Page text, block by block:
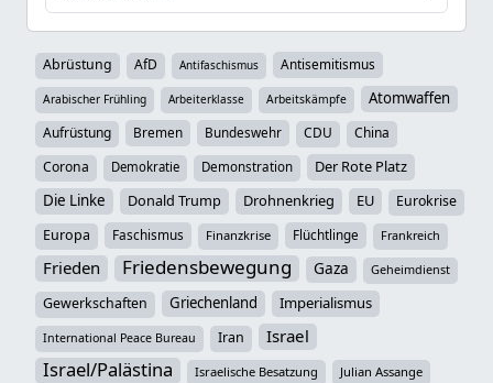
Abrüstung AfD Antifaschismus Antisemitismus
Arabischer Frühling Arbeiterklasse Arbeitskämpfe Atomwaffen
Aufrüstung Bremen Bundeswehr CDU
China
Corona
Demokratie Demonstration
Der Rote Platz
Die Linke
Donald Trump Drohnenkrieg EU
Eurokrise
Europa
Faschismus Finanzkrise Flüchtlinge Frankreich
Frieden Friedensbewegung Gaza Geheimdienst
Gewerkschaften Griechenland Imperialismus
International Peace Bureau Iran Israel
Israel/Palästina Israelische Besatzung Julian Assange